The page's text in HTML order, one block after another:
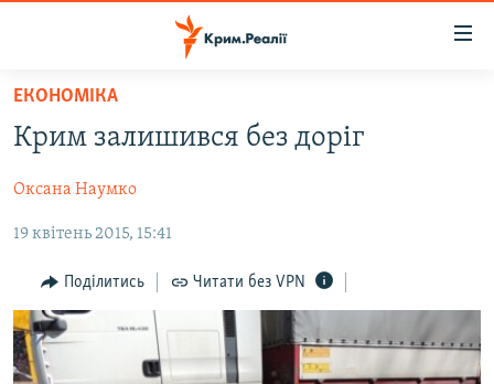
Перейти
основного
Перейти
до
навігації
Перейти
до
пошуку
ВОДА.КРИМ
ВІДЕО ТА ФОТО
ПОЛІТИКА
БЛОГИ
ПОГЛЯД
ІНТЕРВ'Ю
ЕКОНОМІКА
Крим залишився без доріг
Оксана Наумко
19 квітень 2015, 15:41
Поділитись Читати без VPN